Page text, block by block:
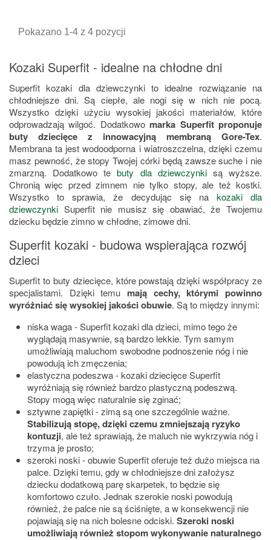
Pokazano 1-4 z 4 pozycji
Kozaki Superfit - idealne na chłodne dni
Superfit kozaki dla dziewczynki to idealne rozwiązanie na
chłodniejsze dni. Są ciepłe, ale nogi się w nich nie pocą.
Wszystko dzięki użyciu wysokiej jakości materiałów, które
odprowadzają wilgoć. Dodatkowo marka Superfit proponuje
buty dziecięce z innowacyjną membraną Gore-Tex.
Membrana ta jest wodoodporna i wiatroszczelna, dzięki czemu
masz pewność, że stopy Twojej córki będą zawsze suche i nie
zmarzną. Dodatkowo tebuty dla dziewczynkisą wyższe.
Chronią więc przed zimnem nie tylko stopy, ale też kostki.
Wszystko to sprawia, że decydując się na kozaki dla
dziewczynki Superfit nie musisz się obawiać, że Twojemu
dziecku będzie zimno w chłodne, zimowe dni.
Superfit kozaki - budowa wspierająca rozwój
dzieci
Superfit to buty dziecięce, które powstają dzięki współpracy ze
specjalistami. Dzięki temu mają cechy, którymi powinno
wyróżniać się wysokiej jakości obuwie. Są to między innymi:
niska waga - Superfit kozaki dla dzieci, mimo tego że
wyglądają masywnie, są bardzo lekkie. Tym samym
umożliwiają maluchom swobodne podnoszenie nóg i nie
powodują ich zmęczenia;
elastyczna podeszwa - kozaki dziecięce Superfit
wyróżniają się również bardzo plastyczną podeszwą.
Stopy mogą więc naturalnie się zginać;
sztywne zapiętki - zimą są one szczególnie ważne.
Stabilizują stopę, dzięki czemu zmniejszają ryzyko
kontuzji, ale też sprawiają, że maluch nie wykrzywia nóg i
trzyma je prosto;
szeroki noski - obuwie Superfit oferuje też dużo miejsca na
palce. Dzięki temu, gdy w chłodniejsze dni założysz
dziecku dodatkową parę skarpetek, to będzie się
komfortowo czuło. Jednak szerokie noski powodują
również, że palce nie są ściśnięte, a w konsekwencji nie
pojawiają się na nich bolesne odciski. Szeroki noski
umożliwiają również stopom wykonywanie naturalnego